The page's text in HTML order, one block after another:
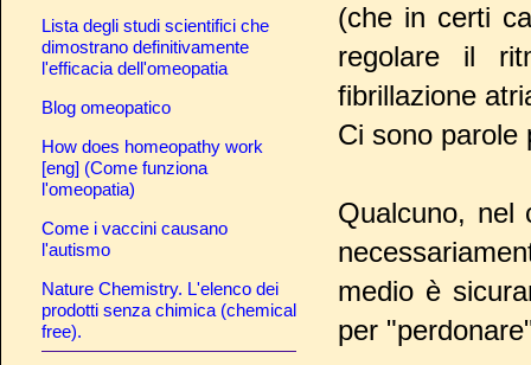
(che in certi
regolare il
fibrillazione
Ci sono parole
Qualcuno, nel
medio è
per
Lista degli studi scientifici che
dimostrano definitivamente
l'efficacia dell'omeopatia
Blog omeopatico
How does homeopathy work
[eng] (Come funziona
l'omeopatia)
Come i vaccini causano
l'autismo
Nature Chemistry. L'elenco dei
prodotti senza chimica (chemical
free).